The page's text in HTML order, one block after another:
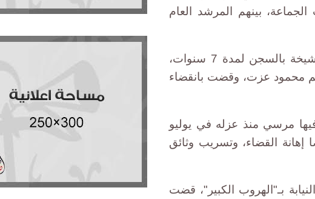
من كوادر وقيادات الجماعة، بينهم المرشد العام
وعاقبت المحكمة محمد رفاعة الطهطاوي وأسعد الشيخة بالسجن لمدة 7 سنوات،
الجماعة، بينهم محمود عزت، وقضت بانقضاء
مرسي منذ عزله في يوليو
إهانة القضاء، وتسريب وثائق
بـ"الهروب الكبير"، قضت